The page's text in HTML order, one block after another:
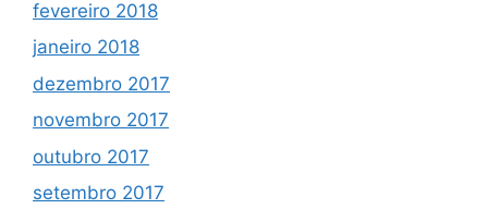
fevereiro 2018
janeiro 2018
dezembro 2017
novembro 2017
outubro 2017
setembro 2017